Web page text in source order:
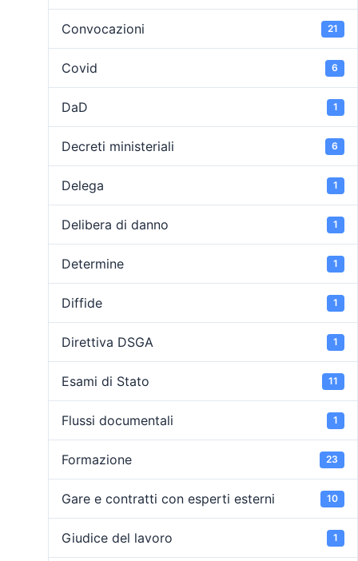
Convocazioni 21
Covid 6
DaD 1
Decreti ministeriali 6
Delega 1
Delibera di danno 1
Determine 1
Diffide 1
Direttiva DSGA 1
Esami di Stato 11
Flussi documentali 1
Formazione 23
Gare e contratti con esperti esterni 10
Giudice del lavoro 1